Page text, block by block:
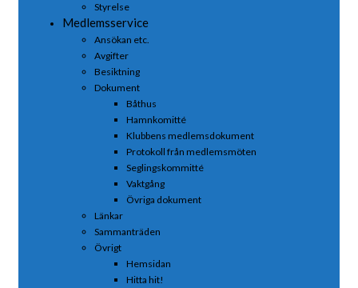
Styrelse
Medlemsservice
Ansökan etc.
Avgifter
Besiktning
Dokument
Båthus
Hamnkomitté
Klubbens medlemsdokument
Protokoll från medlemsmöten
Seglingskommitté
Vaktgång
Övriga dokument
Länkar
Sammanträden
Övrigt
Hemsidan
Hitta hit!